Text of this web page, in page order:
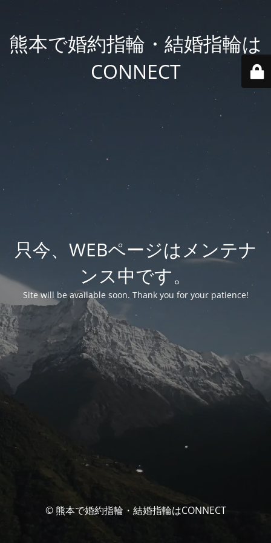
熊本で婚約指輪・結婚指輪は
CONNECT
只今、WEBページはメンテナ
ンス中です。
Site will be available soon. Thank you for your patience!
© 熊本で婚約指輪・結婚指輪はCONNECT